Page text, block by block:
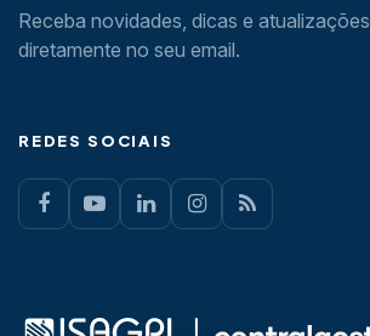
Receba novidades, dicas e atualizações
diretamente no seu email.
REDES SOCIAIS